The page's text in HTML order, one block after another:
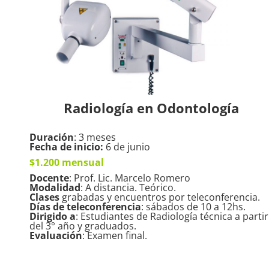
Radiología en Odontología
Duración: 3 meses
Fecha de inicio: 6 de junio
$1.200 mensual
Docente: Prof. Lic. Marcelo Romero
Modalidad: A distancia. Teórico.
Clases grabadas y encuentros por teleconferencia.
Días de teleconferencia: sábados de 10 a 12hs.
Dirigido a: Estudiantes de Radiología técnica a partir
del 3° año y graduados.
Evaluación: Examen final.